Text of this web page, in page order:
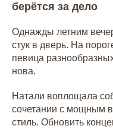
берётся за дело
Однажды летним
стук в дверь. На
певица
нова.
Натали воплощала
сочетании с мощным
стиль. Обновить